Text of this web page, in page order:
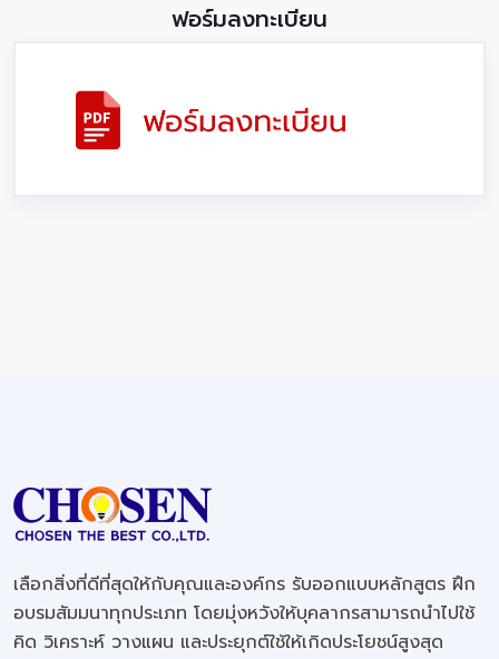
ฟอร์มลงทะเบียน
เลือกสิ่งที่ดีที่สุดให้กับคุณและองค์กร รับออกแบบหลักสูตร ฝึก
อบรมสัมมนาทุกประเภท โดยมุ่งหวังให้บุคลากรสามารถนำไปใช้
คิด วิเคราะห์ วางแผน และประยุกต์ใช้ให้เกิดประโยชน์สูงสุด